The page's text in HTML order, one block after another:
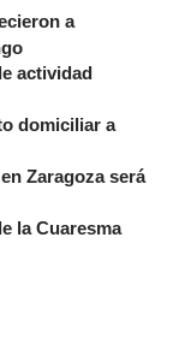
a
actividad
domiciliar a
Zaragoza será
la Cuaresma